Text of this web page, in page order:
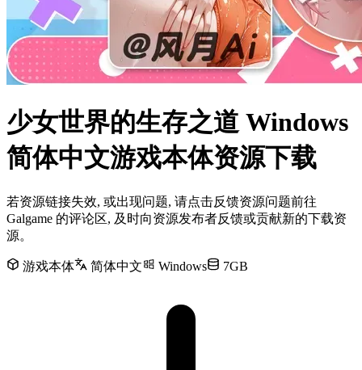
少女世界的生存之道 Windows
简体中文游戏本体资源下载
若资源链接失效, 或出现问题, 请点击反馈资源问题前往
Galgame 的评论区, 及时向资源发布者反馈或贡献新的下载资
源。
游戏本体 简体中文 Windows 7GB